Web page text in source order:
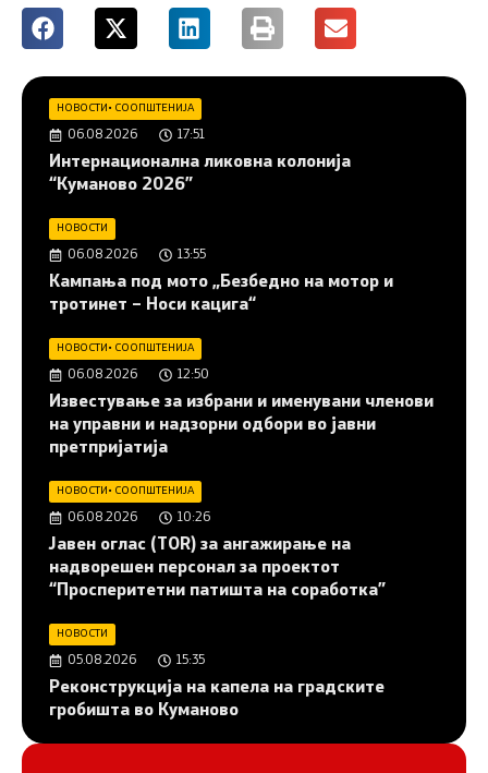
НОВОСТИ• СООПШТЕНИЈА
06.08.2026 17:51
Интернационална ликовна колонија
“Куманово 2026”
НОВОСТИ
06.08.2026 13:55
Кампања под мото „Безбедно на мотор и
тротинет – Носи кацига“
НОВОСТИ• СООПШТЕНИЈА
06.08.2026 12:50
Известување за избрани и именувани членови
на управни и надзорни одбори во јавни
претпријатија
НОВОСТИ• СООПШТЕНИЈА
06.08.2026 10:26
Јавен оглас (ТОR) за ангажирање на
надворешен персонал за проектот
“Просперитетни патишта на соработка”
НОВОСТИ
05.08.2026 15:35
Реконструкција на капела на градските
гробишта во Куманово